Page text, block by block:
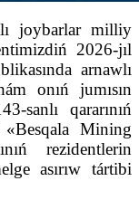
joybarlar milliy
2026-jıl
arnawlı
onıń jumısın
sanlı qararınıń
«Besqala Mining
rezidentlerin
asırıw tártibi